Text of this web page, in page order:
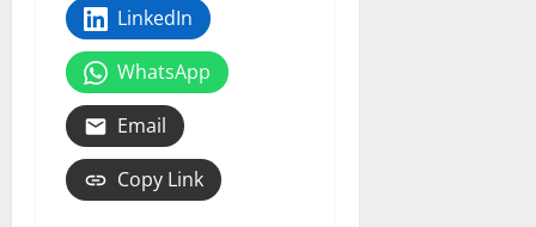
LinkedIn
WhatsApp
Email
Copy Link